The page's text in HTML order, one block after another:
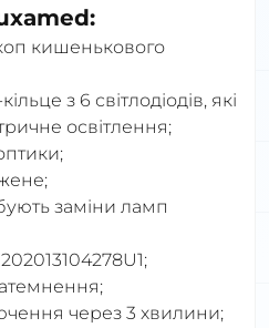
кишенькового
з 6 світлодіодів, які
освітлення;
заміни ламп
через 3 хвилини;